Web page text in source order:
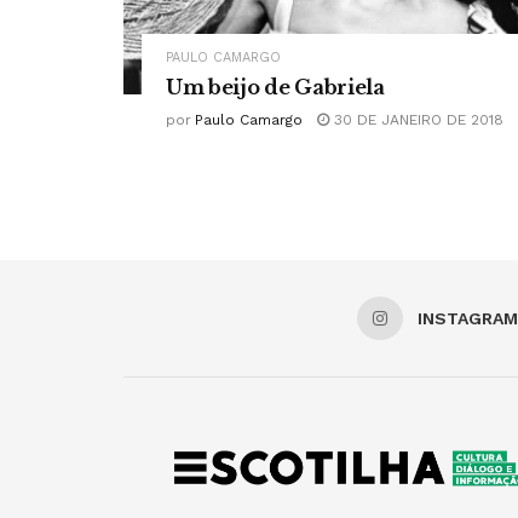
PAULO CAMARGO
Um beijo de Gabriela
por Paulo Camargo 30 DE JANEIRO DE 2018
INSTAGRAM